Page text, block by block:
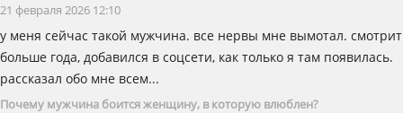
21 февраля 2026 12:10
у меня сейчас такой мужчина. все нервы мне вымотал. смотрит
больше года, добавился в соцсети, как только я там появилась.
рассказал обо мне всем...
Почему мужчина боится женщину, в которую влюблен?